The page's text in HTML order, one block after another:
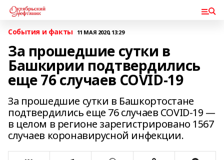
События и факты 11 МАЯ 2020, 13:29
За прошедшие сутки в
Башкирии подтвердились
еще 76 случаев COVID-19
За прошедшие сутки в Башкортостане
подтвердились еще 76 случаев COVID-19 —
в целом в регионе зарегистрировано 1567
случаев коронавирусной инфекции.